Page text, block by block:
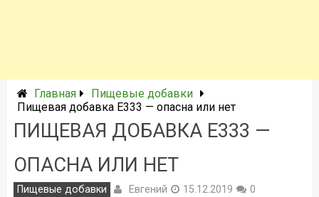
Главная
Пищевые добавки
Пищевая добавка Е333 — опасна или нет
ПИЩЕВАЯ ДОБАВКА Е333 —
ОПАСНА ИЛИ НЕТ
Пищевые добавки Евгений 15.12.2019
0